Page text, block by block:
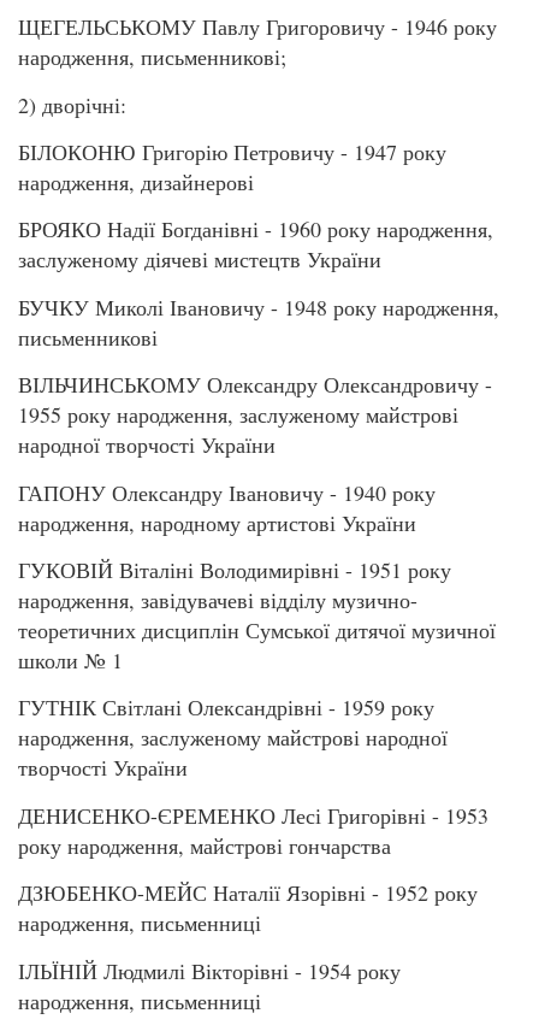
ЩЕГЕЛЬСЬКОМУ Павлу Григоровичу - 1946 року
народження, письменникові;
2) дворічні:
БІЛОКОНЮ Григорію Петровичу - 1947 року
народження, дизайнерові
БРОЯКО Надії Богданівні - 1960 року народження,
заслуженому діячеві мистецтв України
БУЧКУ Миколі Івановичу - 1948 року народження,
письменникові
ВІЛЬЧИНСЬКОМУ Олександру Олександровичу -
1955 року народження, заслуженому майстрові
народної творчості України
ГАПОНУ Олександру Івановичу - 1940 року
народження, народному артистові України
ГУКОВІЙ Віталіні Володимирівні - 1951 року
народження, завідувачеві відділу музично-
теоретичних дисциплін Сумської дитячої музичної
школи № 1
ГУТНІК Світлані Олександрівні - 1959 року
народження, заслуженому майстрові народної
творчості України
ДЕНИСЕНКО-ЄРЕМЕНКО Лесі Григорівні - 1953
року народження, майстрові гончарства
ДЗЮБЕНКО-МЕЙС Наталії Язорівні - 1952 року
народження, письменниці
ІЛЬЇНІЙ Людмилі Вікторівні - 1954 року
народження, письменниці